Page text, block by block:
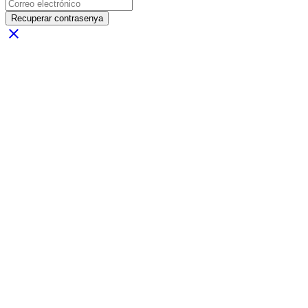
Recuperar contrasenya
close